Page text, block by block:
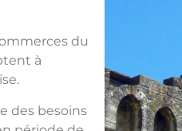
du
à
des besoins